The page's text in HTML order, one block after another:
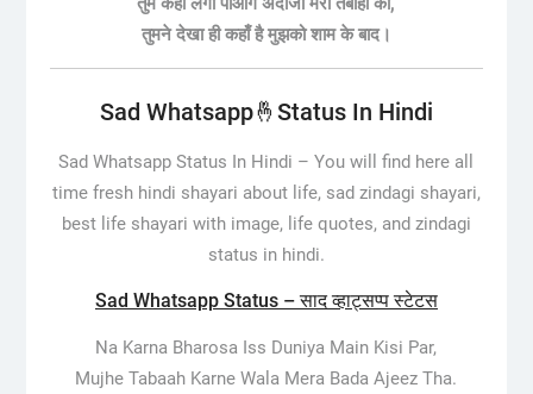
तुमने देखा ही कहाँ है मुझको शाम के बाद।
Sad Whatsapp🤞Status In Hindi
Sad Whatsapp Status In Hindi –You will find here all
time fresh hindi shayari about life, sad zindagi shayari,
best life shayari with image, life quotes, and zindagi
status in hindi.
Sad Whatsapp Status – साद व्हाट्सप्प स्टेटस
Na Karna Bharosa Iss Duniya Main Kisi Par,
Mujhe Tabaah Karne Wala Mera Bada Ajeez Tha.